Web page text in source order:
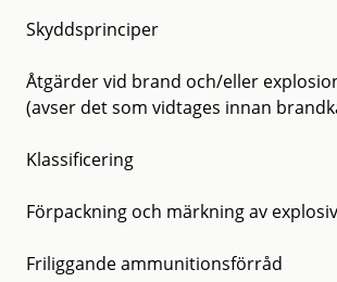
Skyddsprinciper
Åtgärder vid brand och/eller
(avser det som vidtages innan
Klassificering
Förpackning och märkning av
Friliggande ammunitionsförråd